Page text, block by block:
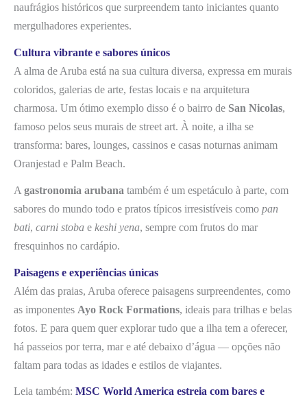
naufrágios históricos que surpreendem tanto iniciantes quanto
mergulhadores experientes.
Cultura vibrante e sabores únicos
A alma de Aruba está na sua cultura diversa, expressa em murais
coloridos, galerias de arte, festas locais e na arquitetura
charmosa. Um ótimo exemplo disso é o bairro de San Nicolas,
famoso pelos seus murais de street art. À noite, a ilha se
transforma: bares, lounges, cassinos e casas noturnas animam
Oranjestad e Palm Beach.
A gastronomia arubana também é um espetáculo à parte, com
sabores do mundo todo e pratos típicos irresistíveis como pan
bati, carni stoba e keshi yena, sempre com frutos do mar
fresquinhos no cardápio.
Paisagens e experiências únicas
Além das praias, Aruba oferece paisagens surpreendentes, como
as imponentes Ayo Rock Formations, ideais para trilhas e belas
fotos. E para quem quer explorar tudo que a ilha tem a oferecer,
há passeios por terra, mar e até debaixo d’água — opções não
faltam para todas as idades e estilos de viajantes.
Leia também: MSC World America estreia com bares e